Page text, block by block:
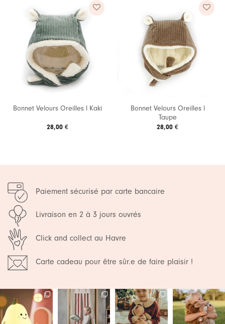
Ajouter
à ma
liste de
souhaits
Bonnet Velours Oreilles l Kaki
28,00 €
à ma
liste de
souhaits
Bonnet Velours Oreilles l
Taupe
28,00 €
Paiement sécurisé par carte bancaire
Livraison en 2 à 3 jours ouvrés
Click and collect au Havre
Carte cadeau pour être sûr.e de faire plaisir !